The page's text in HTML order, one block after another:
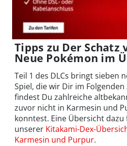
Tipps zu Der Schatz
Neue Pokémon im
Teil 1 des DLCs bringt sieben
Spiel, die wir Dir im
findest Du zahlreiche
zuvor nicht in Karmesin und
konntest. Eine Übersicht dazu
unserer Kitakami-Dex-
Karmesin und Purpur.